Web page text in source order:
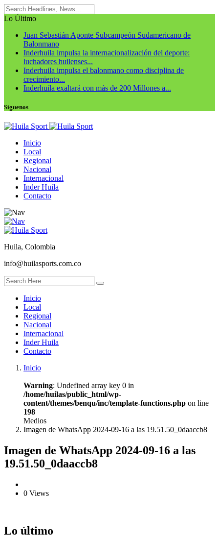
Lo Último
Juan Sebastián Aponte Subcampeón Sudamericano de
Balonmano
Inderhuila impulsa la internacionalización del deporte:
luchadores huilenses...
Inderhuila impulsa el balonmano como disciplina de
crecimiento...
Inderhuila exaltará con más de 200 Millones a...
Síguenos
Inicio
Local
Regional
Nacional
Internacional
Inder Huila
Contacto
Huila, Colombia
info@huilasports.com.co
Inicio
Local
Regional
Nacional
Internacional
Inder Huila
Contacto
Inicio
Warning: Undefined array key 0 in
/home/huilas/public_html/wp-
content/themes/benqu/inc/template-functions.php on line
198
Medios
Imagen de WhatsApp 2024-09-16 a las 19.51.50_0daaccb8
Imagen de WhatsApp 2024-09-16 a las
19.51.50_0daaccb8
0 Views
Lo último